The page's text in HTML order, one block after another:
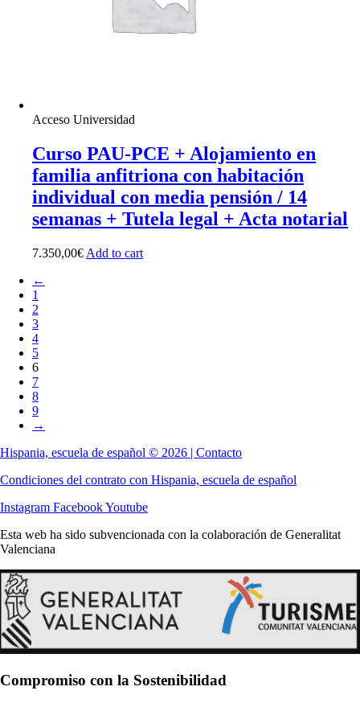
Acceso Universidad
Curso PAU-PCE + Alojamiento en
familia anfitriona con habitación
individual con media pensión / 14
semanas + Tutela legal + Acta notarial
7.350,00€ Add to cart
←
1
2
3
4
5
6
7
8
9
→
Hispania, escuela de español © 2026 | Contacto
Condiciones del contrato con Hispania, escuela de español
Instagram FacebookYoutube
Esta web ha sido subvencionada con la colaboración de Generalitat
Valenciana
Compromiso con la Sostenibilidad